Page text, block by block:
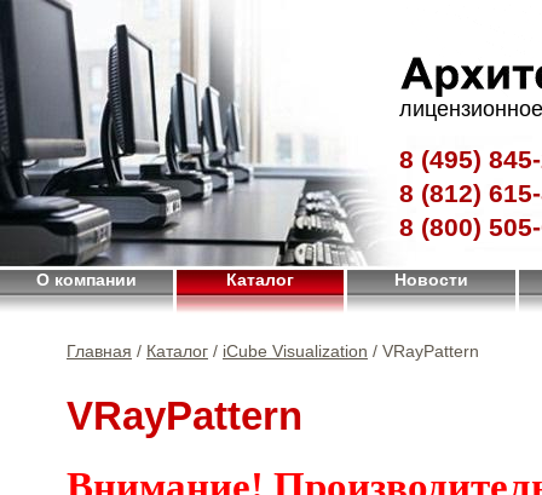
8 (495)
8 (812)
8 (800)
О компании Каталог Новости
Главная / Каталог / iCube Visualization / VRayPattern
VRayPattern